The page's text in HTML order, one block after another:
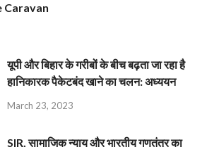
Caravan
यूपी और बिहार के गरीबों के बीच बढ़ता जा रहा है
हानिकारक पैकेटबंद खाने का चलन: अध्ययन
March 23, 2023
SIR, सामाजिक न्याय और भारतीय गणतंत्र का